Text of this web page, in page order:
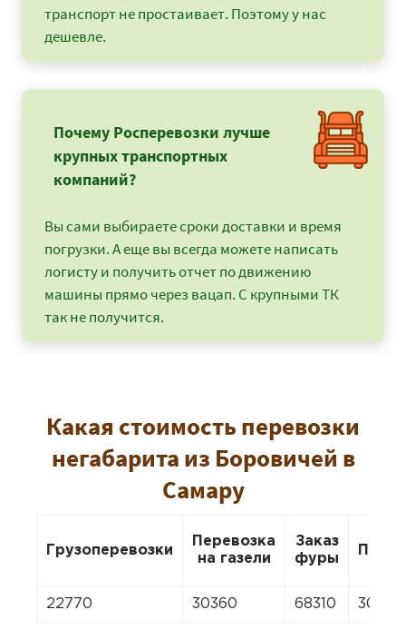
транспорт не простаивает. Поэтому у нас
дешевле.
Почему Росперевозки лучше
крупных транспортных
компаний?
Вы сами выбираете сроки доставки и время
погрузки. А еще вы всегда можете написать
логисту и получить отчет по движению
машины прямо через вацап. С крупными ТК
так не получится.
Какая стоимость перевозки
негабарита из Боровичей в
Самару
Грузоперевозки
Перевозка
на газели
Заказ
фуры
22770 30360 68310 30360